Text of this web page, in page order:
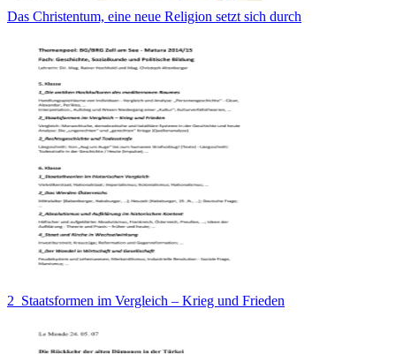
Das Christentum, eine neue Religion setzt sich durch
2_Staatsformen im Vergleich – Krieg und Frieden